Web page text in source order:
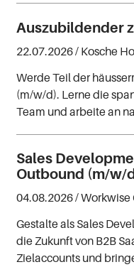
Auszubildender
22.07.2026 / Kosche
Werde Teil der
(m/w/d). Lerne die
Team und arbeite an
Sales
Outbound (m/w/
04.08.2026 /Workwise
Gestalte als Sales
die Zukunft von B2B
Zielaccounts und